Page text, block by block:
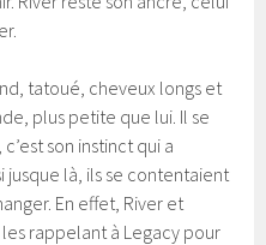
tatoué, cheveux longs et
plus petite que lui. Il se
son instinct qui a
jusque là, ils se contentaient
En effet, River et
rappelant à Legacy pour